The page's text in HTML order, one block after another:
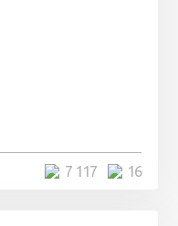
16
7 117